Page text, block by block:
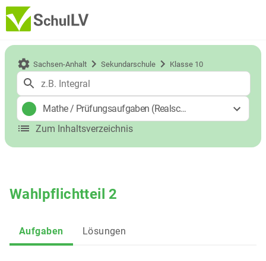
Sachsen-Anhalt Sekundarschule Klasse 10
Mathe/ Prüfungsaufgaben (Realschulabschluss)
Zum Inhaltsverzeichnis
Wahlpflichtteil 2
Aufgaben Lösungen